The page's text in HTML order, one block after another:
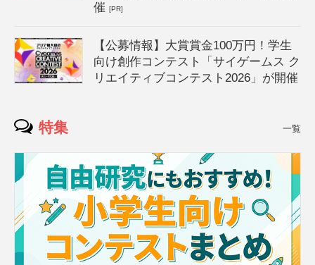
催[PR]
【公募情報】大賞賞金100万円！学生
向け創作コンテスト「サイゲームス ク
リエイティブコンテスト2026」が開催
特集 一覧